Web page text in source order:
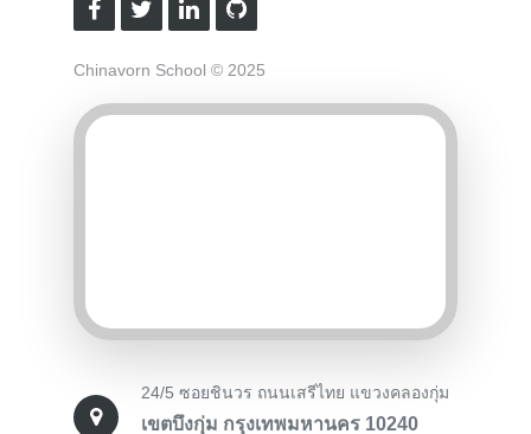
Chinavorn School © 2025
24/5 ซอยชินวร ถนนเสรีไทย แขวงคลองกุ่ม
เขตบึงกุ่ม กรุงเทพมหานคร 10240